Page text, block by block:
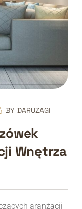
BY DARUZAGI
Wnętrza
aranżacji